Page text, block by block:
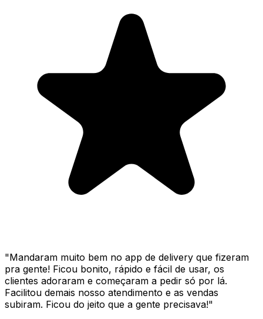
"Mandaram muito bem no app de delivery que fizeram
pra gente! Ficou bonito, rápido e fácil de usar, os
clientes adoraram e começaram a pedir só por lá.
Facilitou demais nosso atendimento e as vendas
subiram. Ficou do jeito que a gente precisava!"